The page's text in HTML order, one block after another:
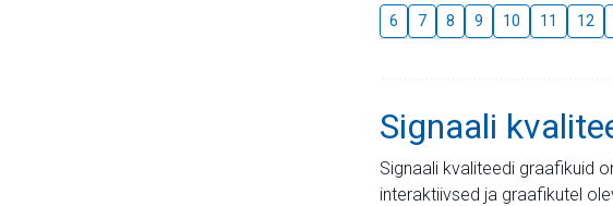
6 7 8 9 10 11 12
Signaali
Signaali kvaliteedi graafikuid
interaktiivsed ja graafikutel